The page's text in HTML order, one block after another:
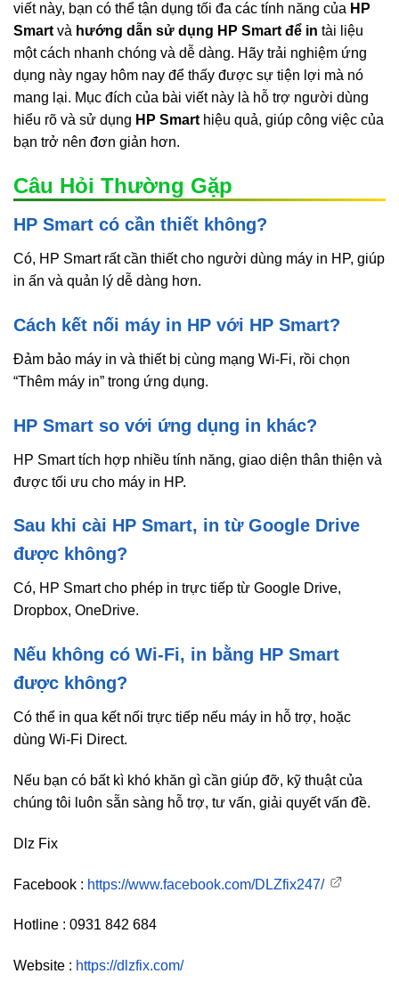
viết này, bạn có thể tận dụng tối đa các tính năng của HP
Smart và hướng dẫn sử dụng HP Smart để in tài liệu
một cách nhanh chóng và dễ dàng. Hãy trải nghiệm ứng
dụng này ngay hôm nay để thấy được sự tiện lợi mà nó
mang lại. Mục đích của bài viết này là hỗ trợ người dùng
hiểu rõ và sử dụng HP Smart hiệu quả, giúp công việc của
bạn trở nên đơn giản hơn.
Câu Hỏi Thường Gặp
HP Smart có cần thiết không?
Có, HP Smart rất cần thiết cho người dùng máy in HP, giúp
in ấn và quản lý dễ dàng hơn.
Cách kết nối máy in HP với HP Smart?
Đảm bảo máy in và thiết bị cùng mạng Wi-Fi, rồi chọn
“Thêm máy in” trong ứng dụng.
HP Smart so với ứng dụng in khác?
HP Smart tích hợp nhiều tính năng, giao diện thân thiện và
được tối ưu cho máy in HP.
Sau khi cài HP Smart, in từ Google Drive
được không?
Có, HP Smart cho phép in trực tiếp từ Google Drive,
Dropbox, OneDrive.
Nếu không có Wi-Fi, in bằng HP Smart
được không?
Có thể in qua kết nối trực tiếp nếu máy in hỗ trợ, hoặc
dùng Wi-Fi Direct.
Nếu bạn có bất kì khó khăn gì cần giúp đỡ, kỹ thuật của
chúng tôi luôn sẵn sàng hỗ trợ, tư vấn, giải quyết vấn đề.
Dlz Fix
Facebook : https://www.facebook.com/DLZfix247/
Hotline : 0931 842 684
Website : https://dlzfix.com/